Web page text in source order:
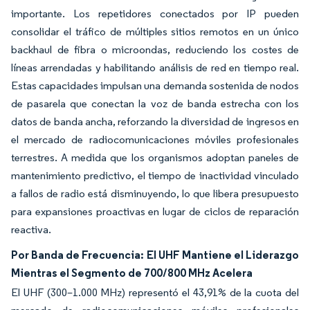
importante. Los repetidores conectados por IP pueden
consolidar el tráfico de múltiples sitios remotos en un único
backhaul de fibra o microondas, reduciendo los costes de
líneas arrendadas y habilitando análisis de red en tiempo real.
Estas capacidades impulsan una demanda sostenida de nodos
de pasarela que conectan la voz de banda estrecha con los
datos de banda ancha, reforzando la diversidad de ingresos en
el mercado de radiocomunicaciones móviles profesionales
terrestres. A medida que los organismos adoptan paneles de
mantenimiento predictivo, el tiempo de inactividad vinculado
a fallos de radio está disminuyendo, lo que libera presupuesto
para expansiones proactivas en lugar de ciclos de reparación
reactiva.
Por Banda de Frecuencia: El UHF Mantiene el Liderazgo
Mientras el Segmento de 700/800 MHz Acelera
El UHF (300–1.000 MHz) representó el 43,91% de la cuota del